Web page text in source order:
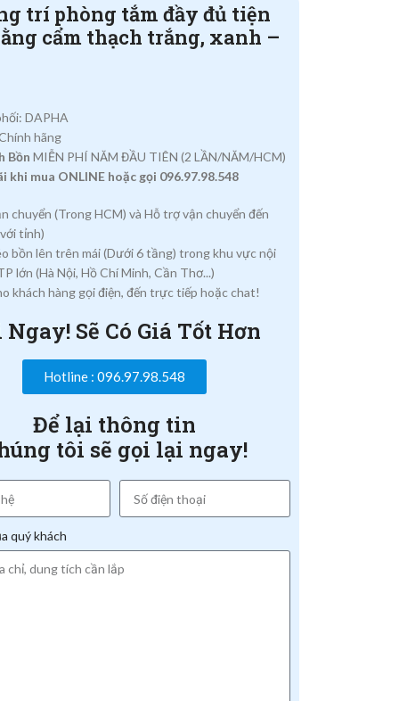
trí phòng tắm đầy đủ tiện
cẩm thạch trắng, xanh –
DAPHA
hãng
Bồn MIỄN PHÍ NĂM ĐẦU TIÊN (2 LẦN/NĂM/HCM)
khi mua ONLINE hoặc gọi 096.97.98.548
chuyển (Trong HCM) và Hỗ trợ vận chuyển đến
tỉnh)
bồn lên trên mái (Dưới 6 tầng) trong khu vực nội
lớn (Hà Nội, Hồ Chí Minh, Cần Thơ...)
khách hàng gọi điện, đến trực tiếp hoặc chat!
Ngay! Sẽ Có Giá Tốt Hơn
Hotline : 096.97.98.548
Để lại thông tin
tôi sẽ gọi lại ngay!
quý khách